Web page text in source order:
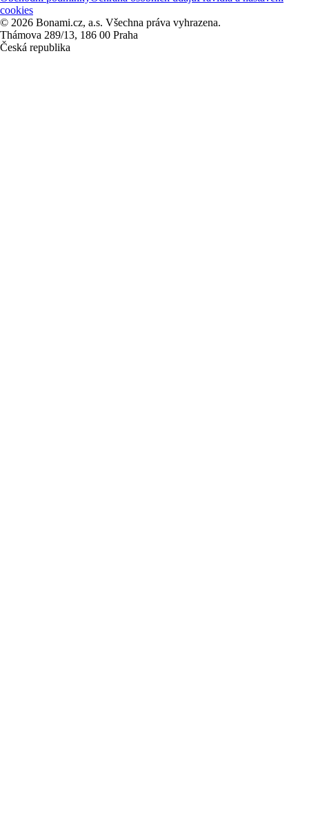
cookies
© 2026 Bonami.cz, a.s. Všechna práva vyhrazena.
Thámova 289/13, 186 00 Praha
Česká republika